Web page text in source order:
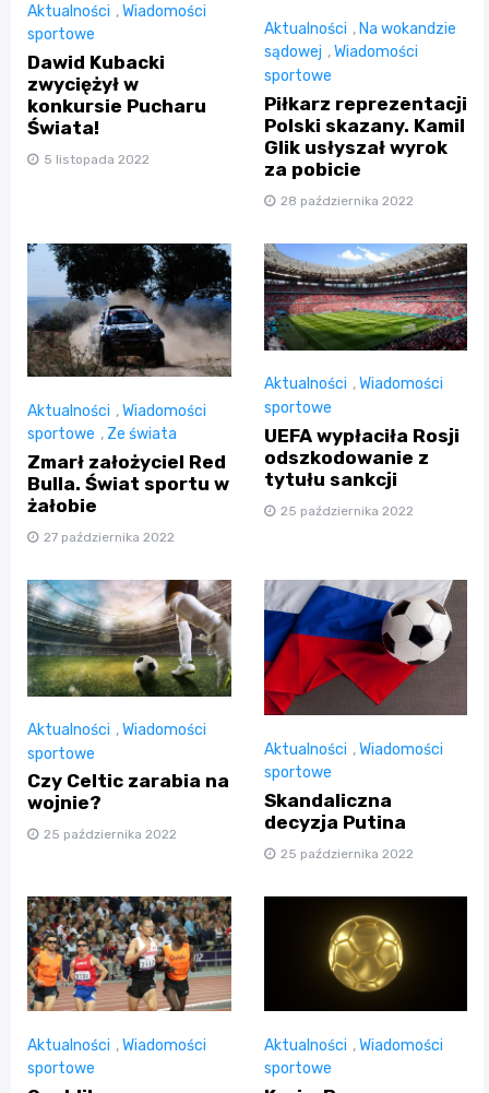
Aktualności ,Wiadomości
sportowe
Dawid Kubacki
zwyciężył w
konkursie Pucharu
Świata!
5 listopada 2022
Aktualności , Na wokandzie
sądowej ,Wiadomości
sportowe
Piłkarz reprezentacji
Polski skazany. Kamil
Glik usłyszał wyrok
za pobicie
28 października 2022
Aktualności ,Wiadomości
sportowe , Ze świata
Zmarł założyciel Red
Bulla. Świat sportu w
żałobie
27 października 2022
Aktualności ,Wiadomości
sportowe
UEFA wypłaciła Rosji
odszkodowanie z
tytułu sankcji
25 października 2022
Aktualności ,Wiadomości
sportowe
Czy Celtic zarabia na
wojnie?
25 października 2022
Aktualności ,Wiadomości
sportowe
Skandaliczna
decyzja Putina
25 października 2022
Aktualności ,Wiadomości
sportowe
Aktualności ,Wiadomości
sportowe